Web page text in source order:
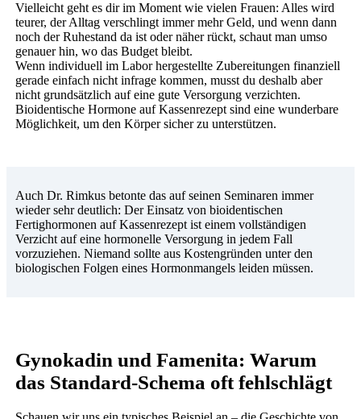
Vielleicht geht es dir im Moment wie vielen Frauen: Alles wird
teurer, der Alltag verschlingt immer mehr Geld, und wenn dann
noch der Ruhestand da ist oder näher rückt, schaut man umso
genauer hin, wo das Budget bleibt.
Wenn individuell im Labor hergestellte Zubereitungen finanziell
gerade einfach nicht infrage kommen, musst du deshalb aber
nicht grundsätzlich auf eine gute Versorgung verzichten.
Bioidentische Hormone auf Kassenrezept sind eine wunderbare
Möglichkeit, um den Körper sicher zu unterstützen.
Auch Dr. Rimkus betonte das auf seinen Seminaren immer
wieder sehr deutlich: Der Einsatz von bioidentischen
Fertighormonen auf Kassenrezept ist einem vollständigen
Verzicht auf eine hormonelle Versorgung in jedem Fall
vorzuziehen. Niemand sollte aus Kostengründen unter den
biologischen Folgen eines Hormonmangels leiden müssen.
Gynokadin und Famenita: Warum
das Standard-Schema oft fehlschlägt